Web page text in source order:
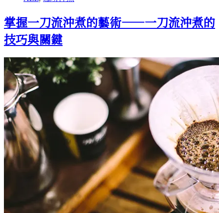
大
揭
密，
Rao
spin
沖
煮
的
風
味
之
旅！
掌握一刀流沖煮的藝術——一刀流沖煮的
技巧與關鍵